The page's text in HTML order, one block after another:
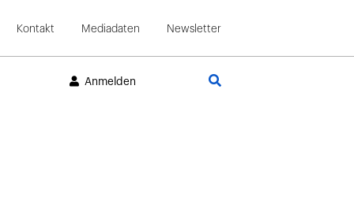
Kontakt Mediadaten Newsletter
Anmelden